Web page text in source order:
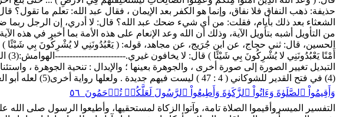
حذيفة: ذهب النفاق فلا نفاق، وإنما هو الكفر بعد الإيمان ، فقال عبد الله: تعلم ما
الشعثاء بعد ذلك بأيام، فقلت: من أي شيء ضحك عبد الله؟ قال: لا أدري، إن الرجل
من التأويل أشبه بتأويل الآية، وذلك أن الله وعد الإنعام على هذه الأمة بما أخبر في
الحسين، قال: ثني حجاج، عن ابن جُرَيج، عن مجاهد، قوله: ( يَعْبُدُونَنِي لا يُشْرِكُونَ بِي
التبديل تغيير الصورة إلى صورة أخرى ، والجوهرة بعينها ؛ والإبدال : تنحية الجوهرة
(4) في فتح القدير للشوكاني ( 4 : 47 ) ليست فيهم جديدة . ولعلها رواية أخرى(5) لعله أبو العالية ، راوي الحديث .
وَأَقِيمُواْ ٱلصَّلَوٰةَ وَءَاتُواْ ٱلزَّكَوٰةَ وَأَطِيعُواْ ٱلرَّسُولَ لَعَلَّكُمۡ تُرۡحَمُونَ ٥٦
التفسير الميسر وأقيموا الصلاة تامة، وآتوا الزكاة لمستحقيها، وأطيعوا الرسول صلى